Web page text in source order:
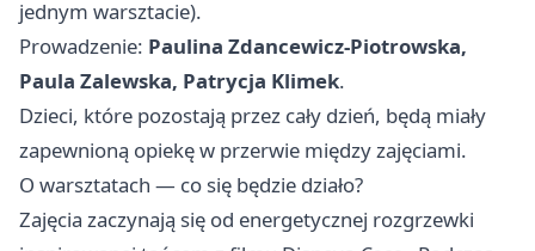
jednym warsztacie).
Prowadzenie: Paulina Zdancewicz‑Piotrowska,
Paula Zalewska, Patrycja Klimek.
Dzieci, które pozostają przez cały dzień, będą miały
zapewnioną opiekę w przerwie między zajęciami.
O warsztatach — co się będzie działo?
Zajęcia zaczynają się od energetycznej rozgrzewki